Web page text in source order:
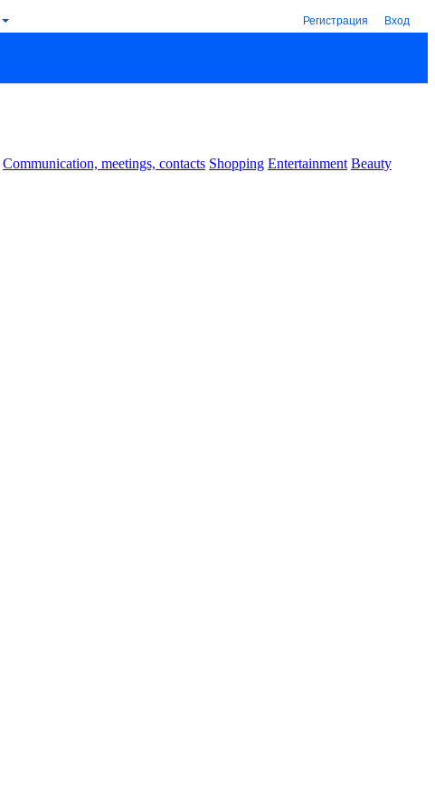
Регистрация Вход
Communication, meetings, contacts Shopping Entertainment Beauty